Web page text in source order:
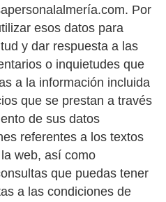
Por
esos datos para
y dar respuesta a las
o inquietudes que
a la información incluida
que se prestan a través
de sus datos
referentes a los textos
web, así como
que puedas tener
a las condiciones de